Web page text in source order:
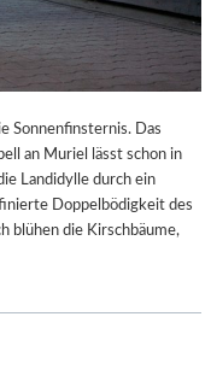
Sonnenfinsternis. Das
an Muriel lässt schon in
Landidylle durch ein
Doppelbödigkeit des
blühen die Kirschbäume,